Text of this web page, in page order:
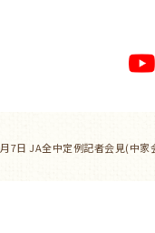
7日 JA全中定例記者会見(中家